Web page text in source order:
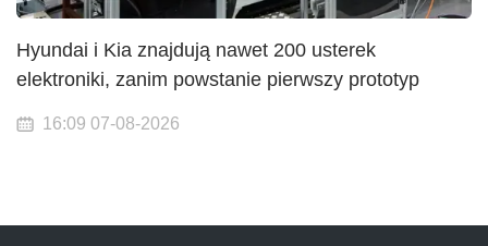
Hyundai i Kia znajdują nawet 200 usterek
elektroniki, zanim powstanie pierwszy prototyp
16:09 07-08-2026